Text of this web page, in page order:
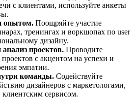
с клиентами, используйте анкеты
опытом. Поощряйте участие
тренингах и воркшопах по user
дизайну.
проектов. Проводите
с акцентом на успехи и
эмпатии.
команды. Содействуйте
дизайнеров с маркетологами,
сервисом.